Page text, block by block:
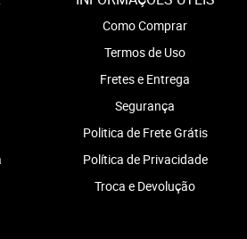
Como Comprar
Termos de Uso
Fretes e Entrega
Segurança
Politica de Frete Grátis
Política de Privacidade
Troca e Devolução